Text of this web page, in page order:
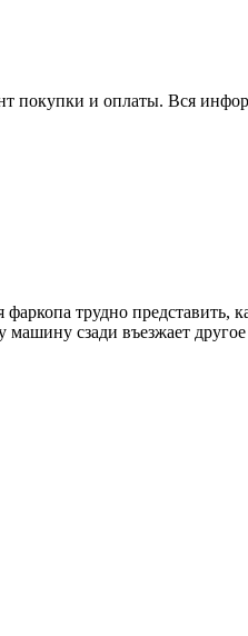
покупки и оплаты. Вся
трудно представить,
сзади въезжает другое